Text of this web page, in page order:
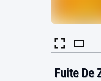
Fuite De